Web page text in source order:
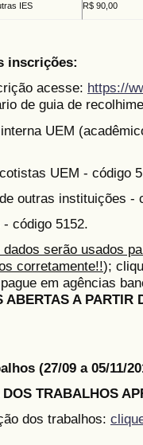
IES R$ 90,00
inscrições:
acesse: https://
de guia de
UEM
UEM - código
outras instituições -
5152.
serão usados
corretamente!!);
em agências
ABERTAS A PARTIR
(27/09 a 05/11/
DOS TRABALHOS
dos trabalhos: